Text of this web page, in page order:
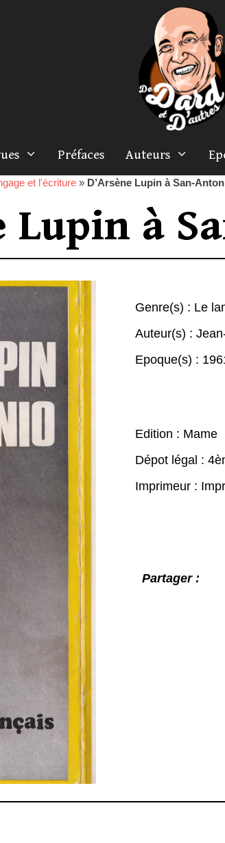
Préfaces Auteurs
et l'écriture » D’Arsène Lupin à San-
Lupin à
Genre(s) : Le
Auteur(s) :
Epoque(s) :
Edition : Mame
Dépot légal :
Imprimeur :
Partager :